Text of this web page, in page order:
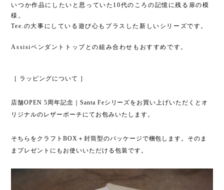
いつか作品にしたいと思っていた10代のころの記憶に残る扉の模
様。
Tee.の大事にしている遊び心もプラスした新しいシリーズです。
Assisiペンダントトップとの組み合わせもおすすめです。
［ ラッピングについて ］
店舗OPEN 5周年記念｜Santa Feシリーズをお買い上げいただくとオ
リジナルのレザーポーチにてお包みいたします。
そちらをクラフトBOX＋封筒型のパッケージで梱包します。そのま
まプレゼントにもお使いいただける包装です。